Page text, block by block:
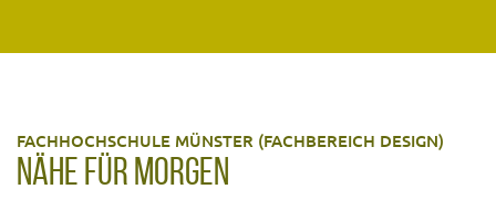
FACHHOCHSCHULE MÜNSTER (FACHBEREICH DESIGN)
NÄHE FÜR MORGEN